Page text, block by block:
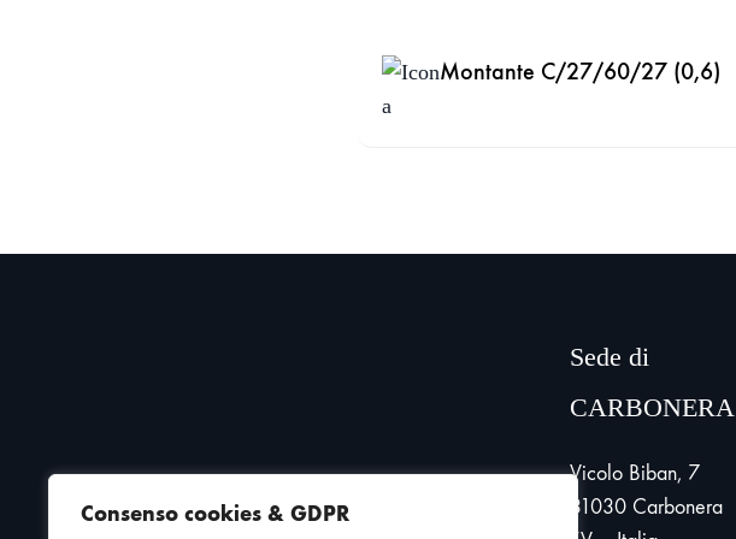
Consenso cookies & GDPR
Montante C/27/60/27 (0,6)
Sede di
CARBONERA
Vicolo Biban, 7
31030 Carbonera